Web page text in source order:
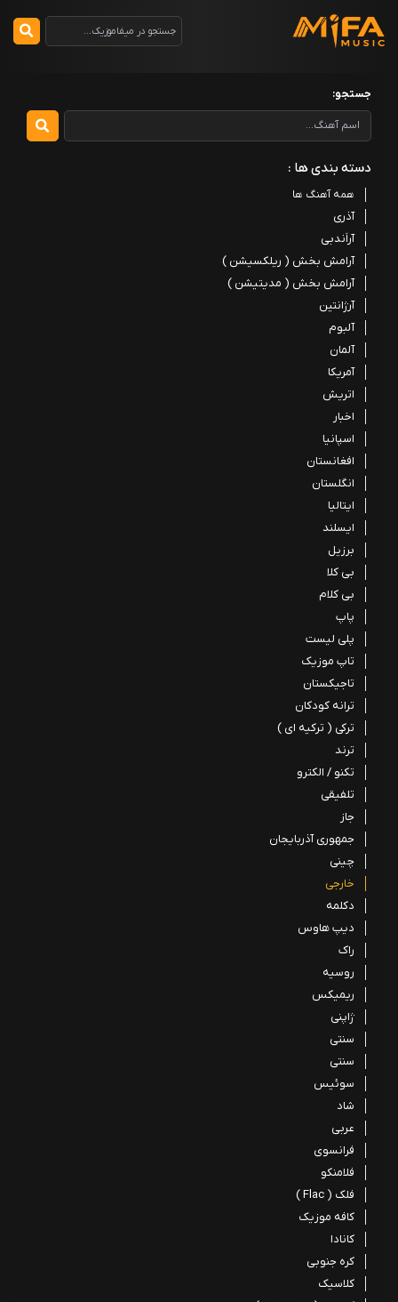
جستجو:
دسته بندی ها :
همه آهنگ ها
آذری
آراَندبی
آرامش بخش ( ریلکسیشن )
آرامش بخش ( مدیتیشن )
آرژانتین
آلبوم
آلمان
آمریکا
اتریش
اخبار
اسپانیا
افغانستان
انگلستان
ایتالیا
ایسلند
برزیل
بی کلا
بی کلام
پاپ
پلی لیست
تاپ موزیک
تاجیکستان
ترانه کودکان
ترکی ( ترکیه ای )
ترند
تکنو / الکترو
تلفیقی
جاز
جمهوری آذربایجان
چینی
خارجی
دکلمه
دیپ هاوس
راک
روسیه
ریمیکس
ژاپنی
سنتی
سنتی
سوئیس
شاد
عربی
فرانسوی
فلامنکو
فلک ( Flac )
کافه موزیک
کانادا
کره جنوبی
کلاسیک